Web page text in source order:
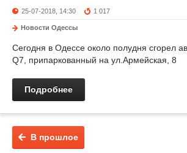
25-07-2018, 14:30 1 017
Новости Одессы
Сегодня в Одессе около полудня сгорел
Q7, припаркованный на ул.Армейская, 8
Подробнее
В прошлое